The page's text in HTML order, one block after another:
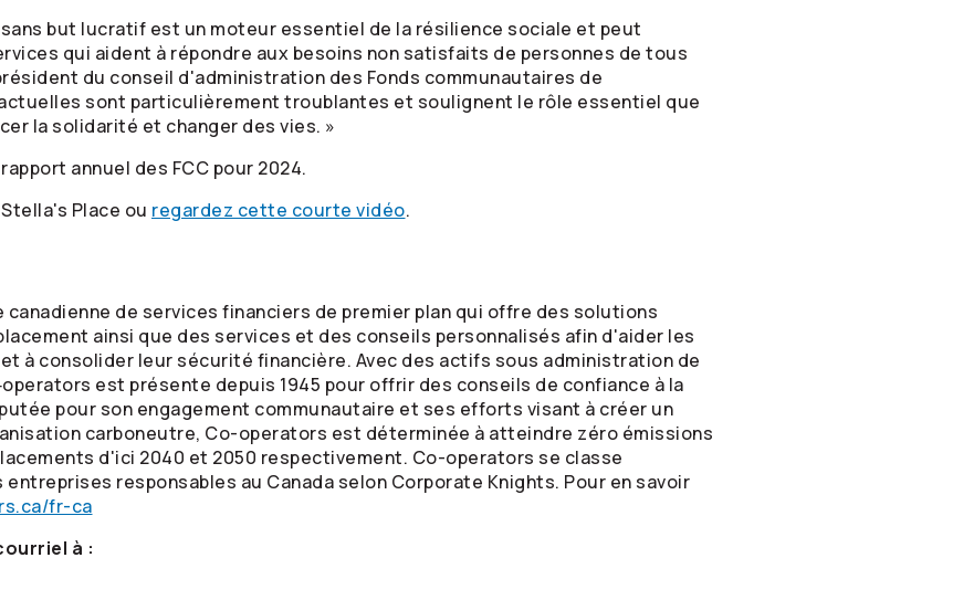
but lucratif est un moteur essentiel de la résilience sociale et peut
qui aident à répondre aux besoins non satisfaits de personnes de tous
du conseil d'administration des Fonds communautaires de
sont particulièrement troublantes et soulignent le rôle essentiel que
la solidarité et changer des vies. »
annuel des FCC pour 2024.
Place ou regardez cette courte vidéo.
de services financiers de premier plan qui offre des solutions
ainsi que des services et des conseils personnalisés afin d'aider les
à consolider leur sécurité financière. Avec des actifs sous administration de
est présente depuis 1945 pour offrir des conseils de confiance à la
pour son engagement communautaire et ses efforts visant à créer un
carboneutre, Co-operators est déterminée à atteindre zéro émissions
d'ici 2040 et 2050 respectivement. Co-operators se classe
responsables au Canada selon Corporate Knights. Pour en savoir
fr-ca
à :